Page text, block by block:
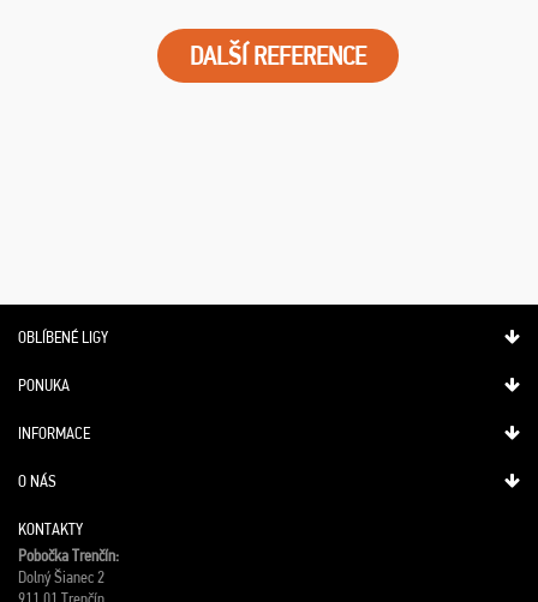
DALŠÍ REFERENCE
OBLÍBENÉ LIGY
PONUKA
INFORMACE
O NÁS
KONTAKTY
Pobočka Trenčín:
Dolný Šianec 2